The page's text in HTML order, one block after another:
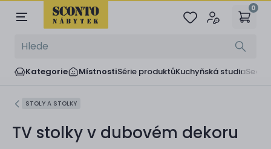
0
Kategorie MístnostiSérie produktůKuchyňská studia
STOLY A STOLKY
TV stolky v dubovém dekoru